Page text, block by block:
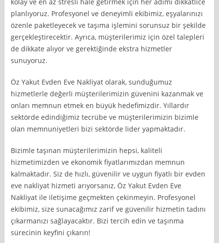
planlıyoruz. Profesyonel ve deneyimli ekibimiz, eşyalarınızı
özenle paketleyecek ve taşıma işlemini sorunsuz bir şekilde
gerçekleştirecektir. Ayrıca, müşterilerimiz için özel talepleri
de dikkate alıyor ve gerektiğinde ekstra hizmetler
sunuyoruz.
Öz Yakut Evden Eve Nakliyat olarak, sunduğumuz
hizmetlerle değerli müşterilerimizin güvenini kazanmak ve
onları memnun etmek en büyük hedefimizdir. Yıllardır
sektörde edindiğimiz tecrübe ve müşterilerimizin bizimle
olan memnuniyetleri bizi sektörde lider yapmaktadır.
Bizimle taşınan müşterilerimizin hepsi, kaliteli
hizmetimizden ve ekonomik fiyatlarımızdan memnun
kalmaktadır. Siz de hızlı, güvenilir ve uygun fiyatlı bir evden
eve nakliyat hizmeti arıyorsanız, Öz Yakut Evden Eve
Nakliyat ile iletişime geçmekten çekinmeyin. Profesyonel
ekibimiz, size sunacağımız zarif ve güvenilir hizmetin tadını
çıkarmanızı sağlayacaktır. Bizi tercih edin ve taşınma
sürecinin keyfini çıkarın!